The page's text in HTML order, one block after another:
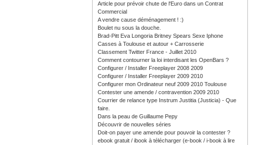
Article pour prévoir chute de l'Euro dans un Contrat
Commercial
A vendre cause déménagement ! :)
Boulet nu sous la douche.
Brad-Pitt Eva Longoria Britney Spears Sexe Iphone
Casses à Toulouse et autour + Carrosserie
Classement Twitter France - Juillet 2010
Comment contourner la loi interdisant les OpenBars ?
Configurer / Installer Freeplayer 2008 2009
Configurer / Installer Freeplayer 2009 2010
Configurer mon Ordinateur neuf 2009 2010 Toulouse
Contester une amende / contravention 2009 2010
Courrier de relance type Instrum Justitia (Justicia) - Que
faire.
Dans la peau de Guillaume Pepy
Découvrir de nouvelles séries
Doit-on payer une amende pour pouvoir la contester ?
ebook gratuit / ibook à télécharger (e-book / i-book à lire